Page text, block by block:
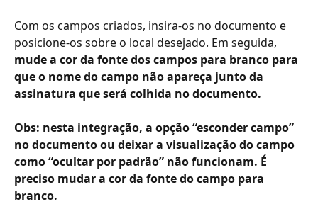
Com os campos criados, insira-os no documento e
posicione-os sobre o local desejado. Em seguida,
mude a cor da fonte dos campos para branco para
que o nome do campo não apareça junto da
assinatura que será colhida no documento.
Obs: nesta integração, a opção “esconder campo”
no documento ou deixar a visualização do campo
como “ocultar por padrão” não funcionam. É
preciso mudar a cor da fonte do campo para
branco.